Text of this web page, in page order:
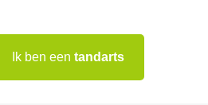
Ik ben een tandarts